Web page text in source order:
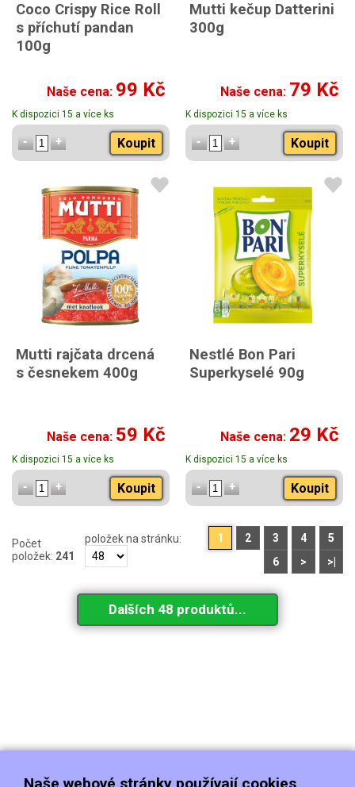
Coco Crispy Rice Roll
s příchutí pandan
100g
Naše cena: 99 Kč
K dispozici 15 a více ks
Koupit
Mutti kečup Datterini
300g
Naše cena: 79 Kč
K dispozici 15 a více ks
Koupit
Mutti rajčata drcená
s česnekem 400g
Naše cena: 59 Kč
K dispozici 15 a více ks
Koupit
Nestlé Bon Pari
Superkyselé 90g
Naše cena: 29 Kč
K dispozici 15 a více ks
Koupit
Počet
položek: 241
položek na stránku: 1 2 3 4
5
6
> >|
Dalších 48 produktů...